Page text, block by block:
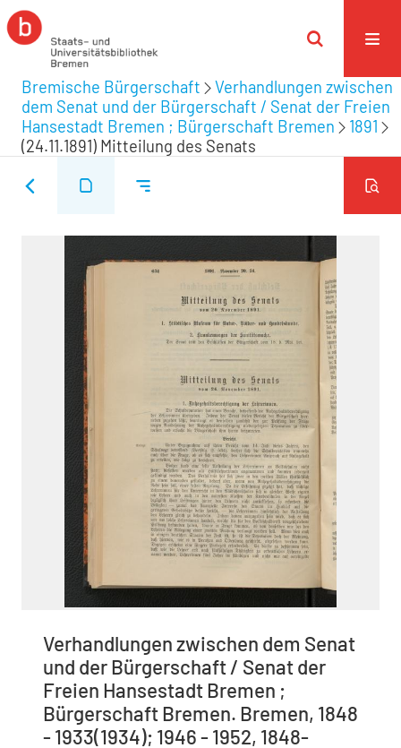
Bremische Bürgerschaft
Verhandlungen zwischen
dem Senat und der Bürgerschaft / Senat der Freien
Hansestadt Bremen ; Bürgerschaft Bremen
1891
(24.11.1891) Mitteilung des Senats
Verhandlungen zwischen dem Senat
und der Bürgerschaft / Senat der
Freien Hansestadt Bremen ;
Bürgerschaft Bremen. Bremen, 1848
- 1933(1934); 1946 - 1952, 1848-